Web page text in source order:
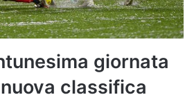
giornata
classifica